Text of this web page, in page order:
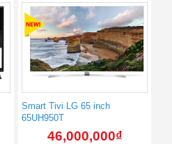
Smart Tivi LG 65 inch
65UH950T
46,000,000₫